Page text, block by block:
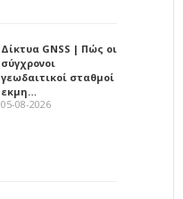
Δίκτυα GNSS | Πώς οι
σύγχρονοι
γεωδαιτικοί σταθμοί
εκμη…
05-08-2026